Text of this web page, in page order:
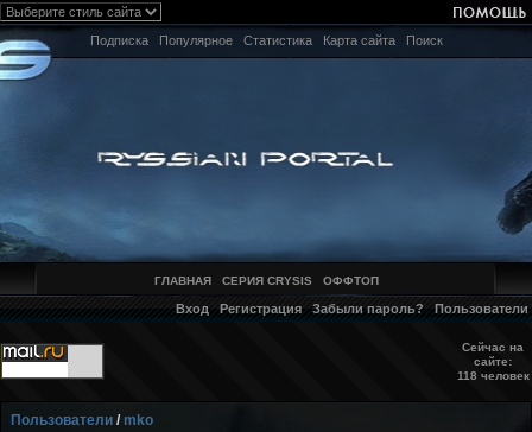
Подписка Популярное Статистика Карта сайта Поиск
ГЛАВНАЯ СЕРИЯ CRYSIS ОФФТОП
Вход Регистрация Забыли пароль? Пользователи
Сейчас на
сайте:
118 человек
Пользователи / mko